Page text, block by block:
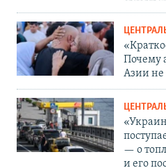
Почему
Азии не
— о
и его